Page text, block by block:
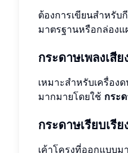
ต้องการเขียนสำหรับ
มาตรฐานหรือกล่อง
กระดาษเพลงเสีย
เหมาะสำหรับเครื่อง
มากมายโดยใช้ กระ
กระดาษเรียบเรี
เค้าโครงที่ออกแบบม